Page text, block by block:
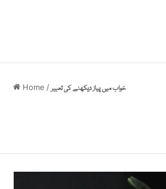
Home /خواب میں پیاز دیکھنے کی تعبیر